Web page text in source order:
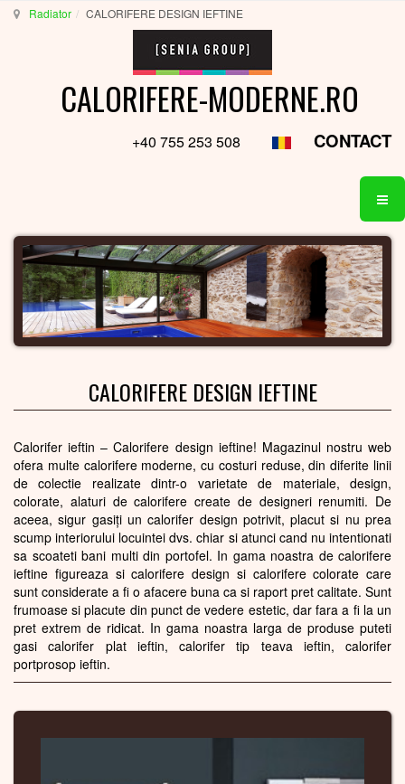
Radiator CALORIFERE DESIGN IEFTINE
CALORIFERE-MODERNE.RO
+40 755 253 508 CONTACT
CALORIFERE DESIGN IEFTINE
Calorifer ieftin – Calorifere design ieftine! Magazinul nostru web
ofera multe calorifere moderne, cu costuri reduse, din diferite linii
de colectie realizate dintr-o varietate de materiale, design,
colorate, alaturi de calorifere create de designeri renumiti. De
aceea, sigur gasiți un calorifer design potrivit, placut si nu prea
scump interiorului locuintei dvs. chiar si atunci cand nu intentionati
sa scoateti bani multi din portofel. In gama noastra de calorifere
ieftine figureaza si calorifere design si calorifere colorate care
sunt considerate a fi o afacere buna ca si raport pret calitate. Sunt
frumoase si placute din punct de vedere estetic, dar fara a fi la un
pret extrem de ridicat. In gama noastra larga de produse puteti
gasi calorifer plat ieftin, calorifer tip teava ieftin, calorifer
portprosop ieftin.